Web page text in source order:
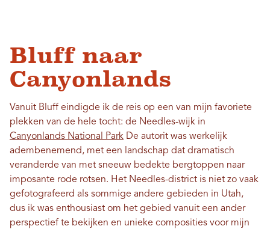
Bluff naar
Canyonlands
Vanuit Bluff eindigde ik de reis op een van mijn favoriete
plekken van de hele tocht: de Needles-wijk in
Canyonlands National Park De autorit was werkelijk
adembenemend, met een landschap dat dramatisch
veranderde van met sneeuw bedekte bergtoppen naar
imposante rode rotsen. Het Needles-district is niet zo vaak
gefotografeerd als sommige andere gebieden in Utah,
dus ik was enthousiast om het gebied vanuit een ander
perspectief te bekijken en unieke composities voor mijn